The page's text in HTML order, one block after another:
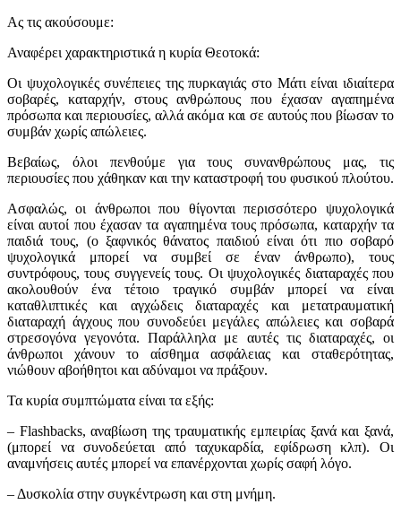
Ας τις ακούσουμε:
Αναφέρει χαρακτηριστικά η κυρία Θεοτοκά:
Οι ψυχολογικές συνέπειες της πυρκαγιάς στο Μάτι είναι ιδιαίτερα
σοβαρές, καταρχήν, στους ανθρώπους που έχασαν αγαπημένα
πρόσωπα και περιουσίες, αλλά ακόμα και σε αυτούς που βίωσαν το
συμβάν χωρίς απώλειες.
Βεβαίως, όλοι πενθούμε για τους συνανθρώπους μας, τις
περιουσίες που χάθηκαν και την καταστροφή του φυσικού πλούτου.
Ασφαλώς, οι άνθρωποι που θίγονται περισσότερο ψυχολογικά
είναι αυτοί που έχασαν τα αγαπημένα τους πρόσωπα, καταρχήν τα
παιδιά τους, (ο ξαφνικός θάνατος παιδιού είναι ότι πιο σοβαρό
ψυχολογικά μπορεί να συμβεί σε έναν άνθρωπο), τους
συντρόφους, τους συγγενείς τους. Οι ψυχολογικές διαταραχές που
ακολουθούν ένα τέτοιο τραγικό συμβάν μπορεί να είναι
καταθλιπτικές και αγχώδεις διαταραχές και μετατραυματική
διαταραχή άγχους που συνοδεύει μεγάλες απώλειες και σοβαρά
στρεσογόνα γεγονότα. Παράλληλα με αυτές τις διαταραχές, οι
άνθρωποι χάνουν το αίσθημα ασφάλειας και σταθερότητας,
νιώθουν αβοήθητοι και αδύναμοι να πράξουν.
Τα κυρία συμπτώματα είναι τα εξής:
– Flashbacks, αναβίωση της τραυματικής εμπειρίας ξανά και ξανά,
(μπορεί να συνοδεύεται από ταχυκαρδία, εφίδρωση κλπ). Οι
αναμνήσεις αυτές μπορεί να επανέρχονται χωρίς σαφή λόγο.
– Δυσκολία στην συγκέντρωση και στη μνήμη.